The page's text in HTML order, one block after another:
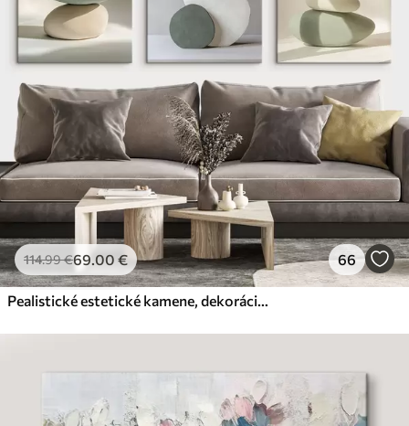
114.99€69.00 € 66
Pealistické estetické kamene, dekorácie domov, prirodzené osvetlenie